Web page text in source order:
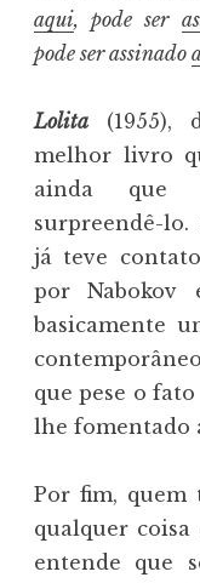
aqui, pode ser
pode ser assinado
Lolita (1955),
melhor livro
ainda que
surpreendê-lo.
já teve
por Nabokov
basicamente
que pese o
lhe fomentado
Por fim, quem
qualquer
entende que